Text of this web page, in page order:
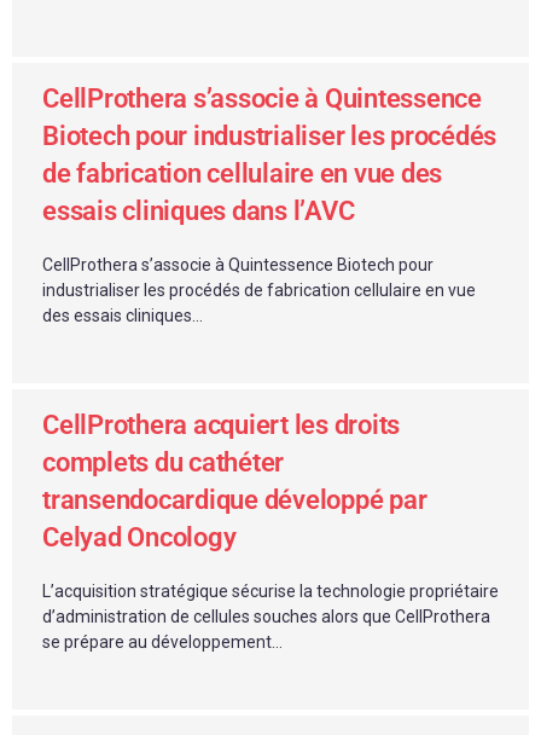
CellProthera s’associe à Quintessence
Biotech pour industrialiser les procédés
de fabrication cellulaire en vue des
essais cliniques dans l’AVC
CellProthera s’associe à Quintessence Biotech pour
industrialiser les procédés de fabrication cellulaire en vue
des essais cliniques...
CellProthera acquiert les droits
complets du cathéter
transendocardique développé par
Celyad Oncology
L’acquisition stratégique sécurise la technologie propriétaire
d’administration de cellules souches alors que CellProthera
se prépare au développement...